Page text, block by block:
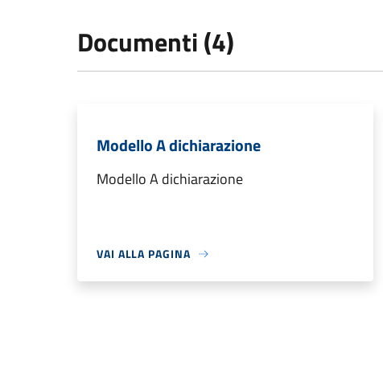
Documenti (4)
Modello A dichiarazione
Modello A dichiarazione
VAI ALLA PAGINA